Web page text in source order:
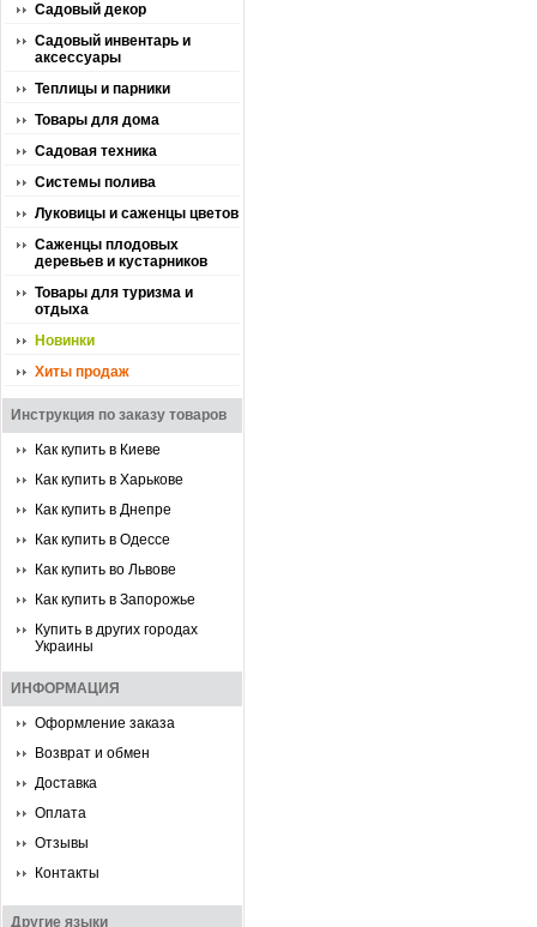
Садовый декор
Садовый инвентарь и
аксессуары
Теплицы и парники
Товары для дома
Садовая техника
Системы полива
Луковицы и саженцы цветов
Саженцы плодовых
деревьев и кустарников
Товары для туризма и
отдыха
Новинки
Хиты продаж
Инструкция по заказу товаров
Как купить в Киеве
Как купить в Харькове
Как купить в Днепре
Как купить в Одессе
Как купить во Львове
Как купить в Запорожье
Купить в других городах
Украины
ИНФОРМАЦИЯ
Оформление заказа
Возврат и обмен
Доставка
Оплата
Отзывы
Контакты
Другие языки